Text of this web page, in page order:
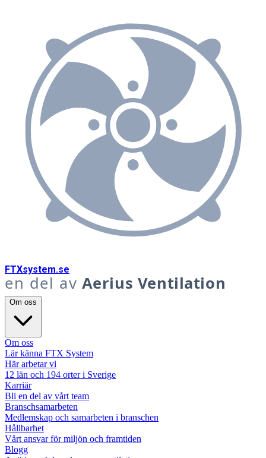
FTXsystem.se
en del av Aerius Ventilation
Om oss
Om oss
Lär känna FTX System
Här arbetar vi
12 län och 194 orter i Sverige
Karriär
Bli en del av vårt team
Branschsamarbeten
Medlemskap och samarbeten i branschen
Hållbarhet
Vårt ansvar för miljön och framtiden
Blogg